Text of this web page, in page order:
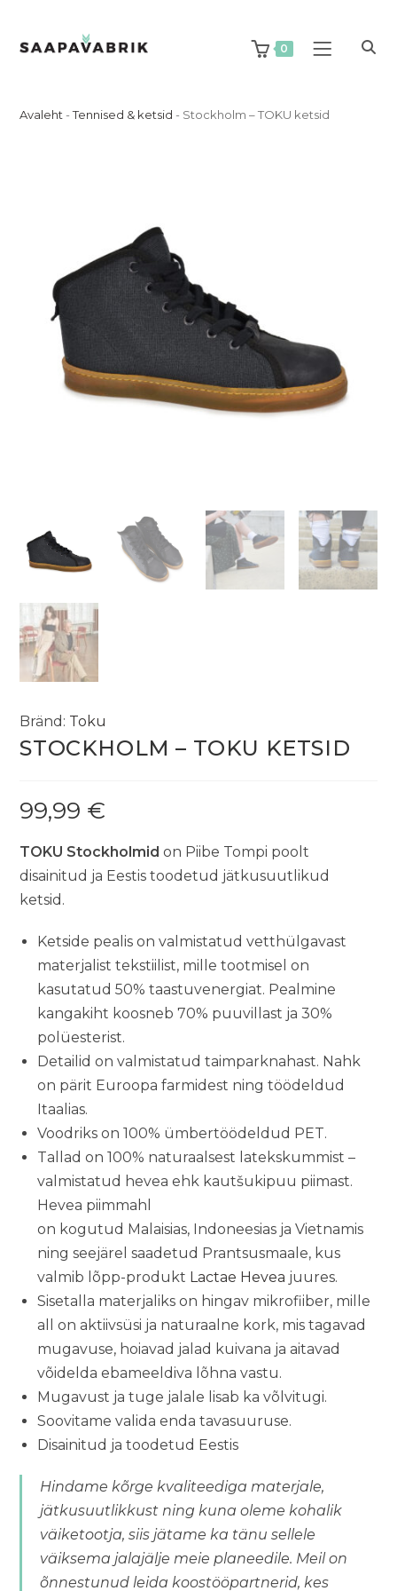
content
0
Avaleht -Tennised & ketsid - Stockholm – TOKU ketsid
Bränd: Toku
STOCKHOLM – TOKU KETSID
99,99 €
TOKU Stockholmid on Piibe Tompi poolt
disainitud ja Eestis toodetud jätkusuutlikud
ketsid.
Ketside pealis on valmistatud vetthülgavast
materjalist tekstiilist, mille tootmisel on
kasutatud 50% taastuvenergiat. Pealmine
kangakiht koosneb 70% puuvillast ja 30%
polüesterist.
Detailid on valmistatud taimparknahast. Nahk
on pärit Euroopa farmidest ning töödeldud
Itaalias.
Voodriks on 100% ümbertöödeldud PET.
Tallad on 100% naturaalsest latekskummist –
valmistatud hevea ehk kautšukipuu piimast.
Hevea piimmahl
on kogutud Malaisias, Indoneesias ja Vietnamis
ning seejärel saadetud Prantsusmaale, kus
valmib lõpp-produkt Lactae Hevea juures.
Sisetalla materjaliks on hingav mikrofiiber, mille
all on aktiivsüsi ja naturaalne kork, mis tagavad
mugavuse, hoiavad jalad kuivana ja aitavad
võidelda ebameeldiva lõhna vastu.
Mugavust ja tuge jalale lisab ka võlvitugi.
Soovitame valida enda tavasuuruse.
Disainitud ja toodetud Eestis
Hindame kõrge kvaliteediga materjale,
jätkusuutlikkust ning kuna oleme kohalik
väiketootja, siis jätame ka tänu sellele
väiksema jalajälje meie planeedile. Meil on
õnnestunud leida koostööpartnerid, kes